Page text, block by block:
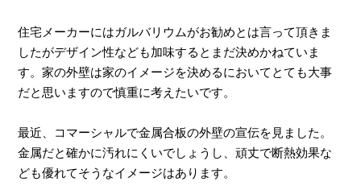
住宅メーカーにはガルバリウムがお勧めとは言って頂きま
したがデザイン性なども加味するとまだ決めかねていま
す。家の外壁は家のイメージを決めるにおいてとても大事
だと思いますので慎重に考えたいです。
最近、コマーシャルで金属合板の外壁の宣伝を見ました。
金属だと確かに汚れにくいでしょうし、頑丈で断熱効果な
ども優れてそうなイメージはあります。